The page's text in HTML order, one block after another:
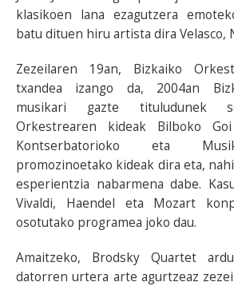
klasikoen lana ezagutzera
batu dituen hiru artista dira Velasco,
Zezeilaren 19an, Bizkaiko
txandea izango da, 2004an
musikari gazte tituludunek
Orkestrearen kideak Bilboko
Kontserbatorioko eta
promozinoetako kideak dira eta,
esperientzia nabarmena dabe.
Vivaldi, Haendel eta Mozart
osotutako programea joko dau.
Amaitzeko, Brodsky Quartet
datorren urtera arte agurtzeaz